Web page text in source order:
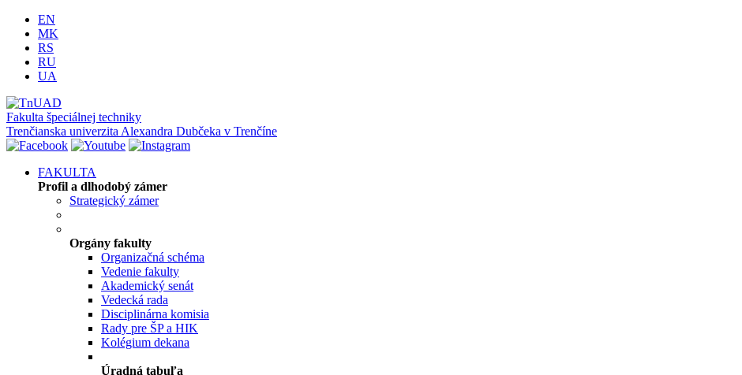
EN
MK
RS
RU
UA
Fakulta špeciálnej techniky
Trenčianska univerzita Alexandra Dubčeka v Trenčíne
FAKULTA
Profil a dlhodobý zámer
Strategický zámer
Orgány fakulty
Organizačná schéma
Vedenie fakulty
Akademický senát
Vedecká rada
Disciplinárna komisia
Rady pre ŠP a HIK
Kolégium dekana
Úradná tabuľa